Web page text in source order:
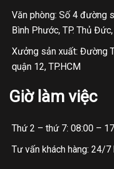
Văn phòng: Số 4 đường
Bình Phước, TP. Thủ
Xưởng sản xuất: Đường
quận 12, TP.HCM
Giờ làm việc
Thứ 2 – thứ 7: 08:00 –
Tư vấn khách hàng: 24/